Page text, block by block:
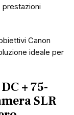
prestazioni
Canon
ideale per
+ 75-
SLR